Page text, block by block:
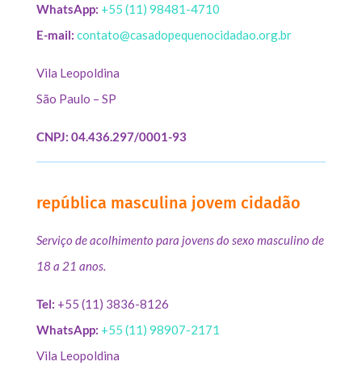
WhatsApp: +55 (11) 98481-4710
E-mail: contato@casadopequenocidadao.org.br
Vila Leopoldina
São Paulo – SP
CNPJ: 04.436.297/0001-93
república masculina jovem cidadão
Serviço de acolhimento para jovens do sexo masculino de
18 a 21 anos.
Tel: +55 (11) 3836-8126
WhatsApp: +55 (11) 98907-2171
Vila Leopoldina